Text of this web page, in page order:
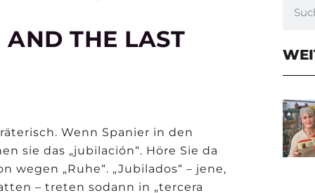
THE LAST
Wenn Spanier in den
sie das „jubilación“. Höre Sie da
wegen „Ruhe“. „Jubilados“ – jene,
– treten sodann in „tercera